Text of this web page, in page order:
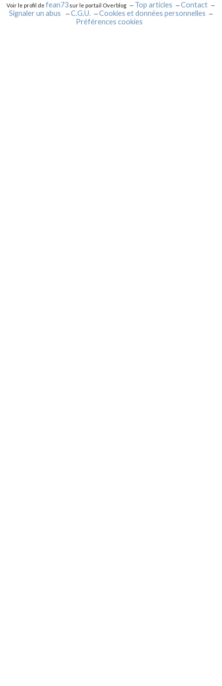
Voir le profil defean73 sur le portail Overblog Top articles
Contact
Signaler un abus
C.G.U.
Cookies et données personnelles
Préférences cookies